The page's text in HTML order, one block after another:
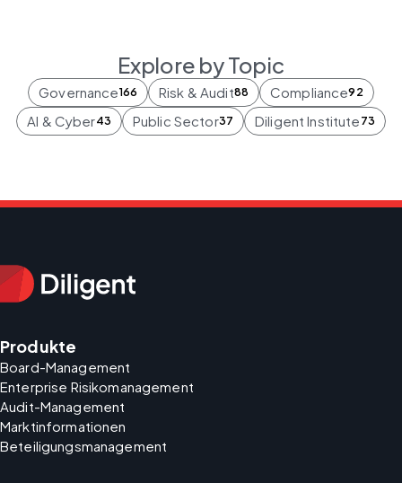
Explore by Topic
Governance166 Risk & Audit88 Compliance92
AI & Cyber43 Public Sector37 Diligent Institute 73
Produkte
Board-Management
Enterprise Risikomanagement
Audit-Management
Marktinformationen
Beteiligungsmanagement